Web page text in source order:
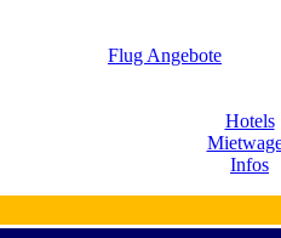
Flug Angebote
Hotels
Infos